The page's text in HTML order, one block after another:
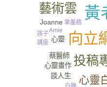
黃
向立
投稿
藝術雲
心靈
心靈
Joanne
蔡醫師
心靈畫作
談人生
聿墨翡
講座
孩子
Amie